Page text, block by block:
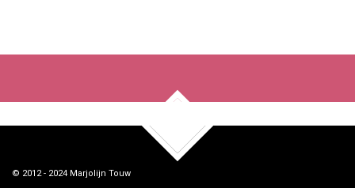
o
e
© 2012 - 2024 Marjolijn Touw